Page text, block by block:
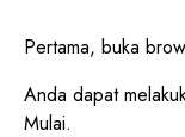
Pertama, buka
Anda dapat
Mulai.